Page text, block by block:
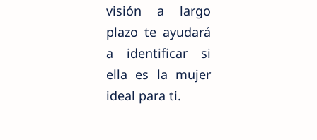
visión a largo
plazo te ayudará
a identificar si
ella es la mujer
ideal para ti.